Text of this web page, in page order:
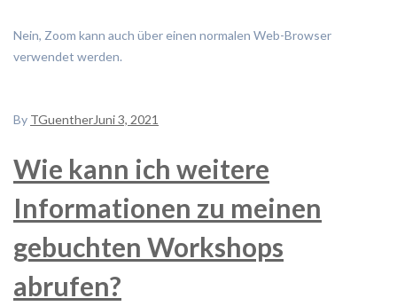
Nein, Zoom kann auch über einen normalen Web-Browser
verwendet werden.
By TGuentherJuni 3, 2021
Wie kann ich weitere
Informationen zu meinen
gebuchten Workshops
abrufen?